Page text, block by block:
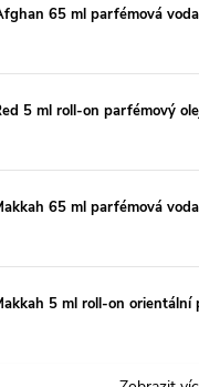
65 ml parfémová
5 ml roll-on parfémový
65 ml parfémová
5 ml roll-on